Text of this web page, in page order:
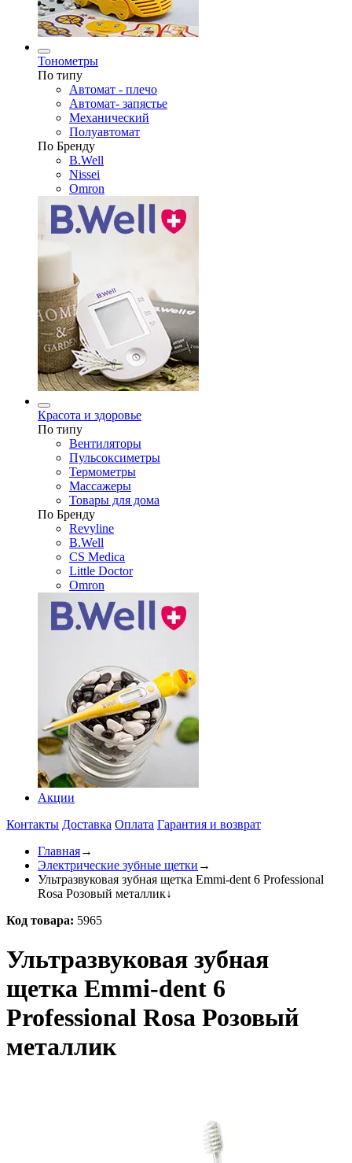
Тонометры
По типу
Автомат - плечо
Автомат- запястье
Механический
Полуавтомат
По Бренду
B.Well
Nissei
Omron
Красота и здоровье
По типу
Вентиляторы
Пульсоксиметры
Термометры
Массажеры
Товары для дома
По Бренду
Revyline
B.Well
CS Medica
Little Doctor
Omron
Акции
Контакты Доставка Оплата Гарантия и возврат
Главная→
Электрические зубные щетки →
Ультразвуковая зубная щетка Emmi-dent 6 Professional
Rosa Розовый металлик↓
Код товара: 5965
Ультразвуковая зубная
щетка Emmi-dent 6
Professional Rosa Розовый
металлик